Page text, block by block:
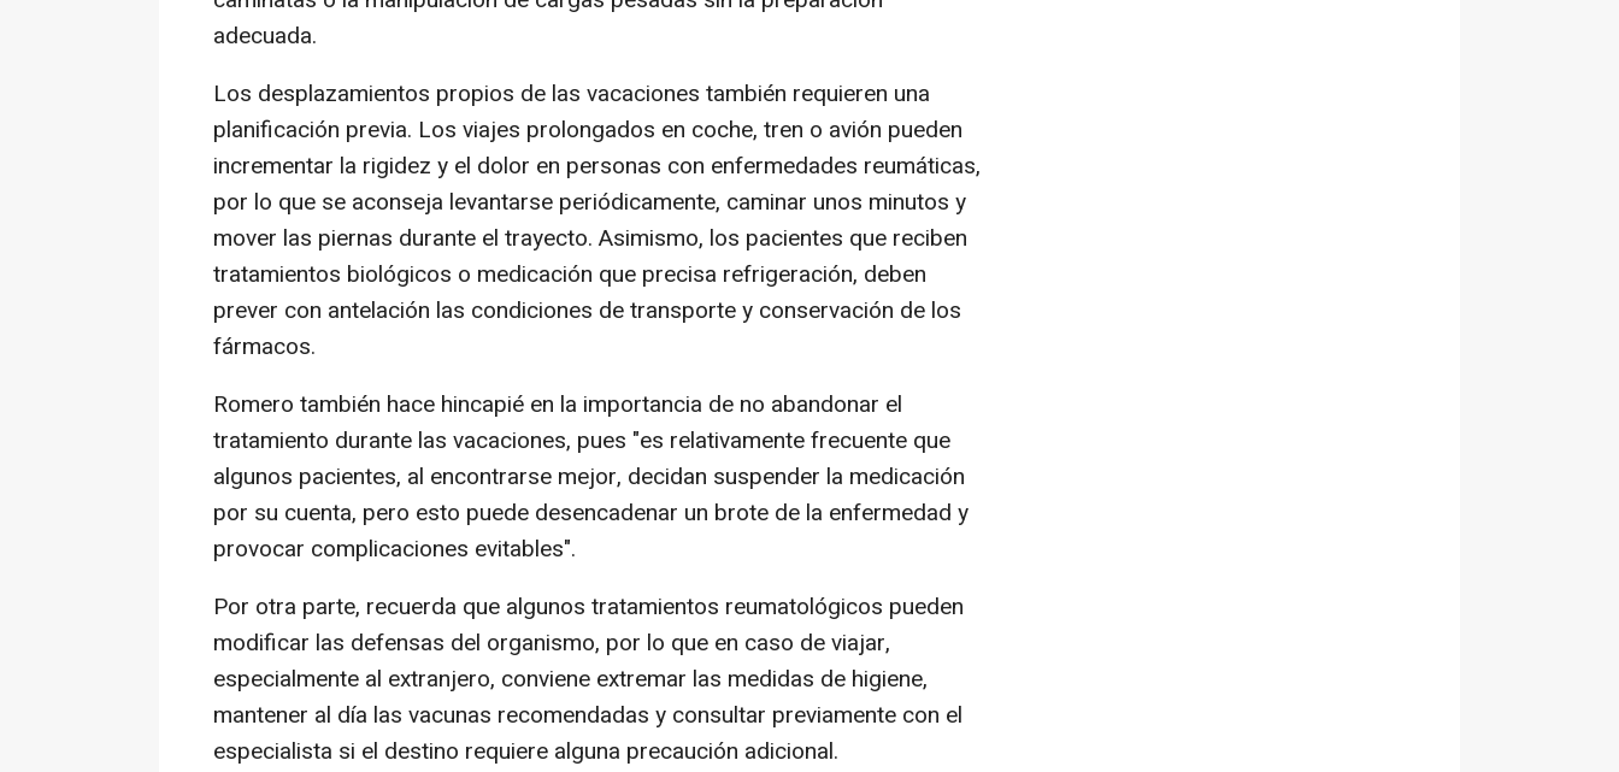
adecuada.
Los desplazamientos propios de las vacaciones también requieren una
planificación previa. Los viajes prolongados en coche, tren o avión pueden
incrementar la rigidez y el dolor en personas con enfermedades reumáticas,
por lo que se aconseja levantarse periódicamente, caminar unos minutos y
mover las piernas durante el trayecto. Asimismo, los pacientes que reciben
tratamientos biológicos o medicación que precisa refrigeración, deben
prever con antelación las condiciones de transporte y conservación de los
fármacos.
Romero también hace hincapié en la importancia de no abandonar el
tratamiento durante las vacaciones, pues "es relativamente frecuente que
algunos pacientes, al encontrarse mejor, decidan suspender la medicación
por su cuenta, pero esto puede desencadenar un brote de la enfermedad y
provocar complicaciones evitables".
Por otra parte, recuerda que algunos tratamientos reumatológicos pueden
modificar las defensas del organismo, por lo que en caso de viajar,
especialmente al extranjero, conviene extremar las medidas de higiene,
mantener al día las vacunas recomendadas y consultar previamente con el
especialista si el destino requiere alguna precaución adicional.